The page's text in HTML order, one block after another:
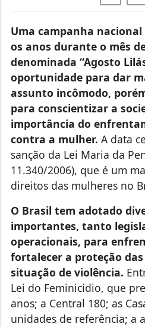
Uma campanha
os anos durante o mês
denominada “Agosto
oportunidade para dar
assunto incômodo,
para conscientizar a
importância do
contra a mulher. A data
sanção da Lei Maria da
11.340/2006), que é um
direitos das mulheres no
O Brasil tem adotado
importantes, tanto
operacionais, para
fortalecer a proteção
situação de violência.
Lei do Feminicídio, que
anos; a Central 180; as
unidades de referência; a